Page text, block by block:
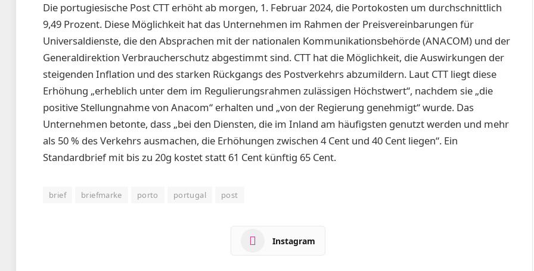
Die portugiesische Post CTT erhöht ab morgen, 1. Februar 2024, die Portokosten um durchschnittlich
9,49 Prozent. Diese Möglichkeit hat das Unternehmen im Rahmen der Preisvereinbarungen für
Universaldienste, die den Absprachen mit der nationalen Kommunikationsbehörde (ANACOM) und der
Generaldirektion Verbraucherschutz abgestimmt sind. CTT hat die Möglichkeit, die Auswirkungen der
steigenden Inflation und des starken Rückgangs des Postverkehrs abzumildern. Laut CTT liegt diese
Erhöhung „erheblich unter dem im Regulierungsrahmen zulässigen Höchstwert“, nachdem sie „die
positive Stellungnahme von Anacom“ erhalten und „von der Regierung genehmigt“ wurde. Das
Unternehmen betonte, dass „bei den Diensten, die im Inland am häufigsten genutzt werden und mehr
als 50 % des Verkehrs ausmachen, die Erhöhungen zwischen 4 Cent und 40 Cent liegen“. Ein
Standardbrief mit bis zu 20g kostet statt 61 Cent künftig 65 Cent.
brief briefmarke porto portugal post
Instagram